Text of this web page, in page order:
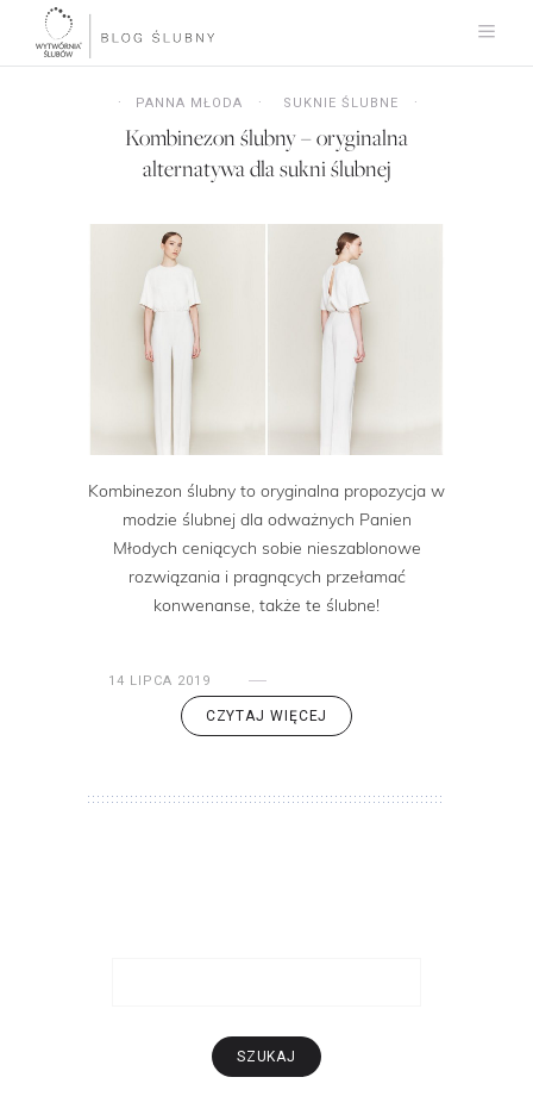
PANNA MŁODA SUKNIE ŚLUBNE
Kombinezon ślubny – oryginalna
alternatywa dla sukni ślubnej
Kombinezon ślubny to oryginalna propozycja w
modzie ślubnej dla odważnych Panien
Młodych ceniących sobie nieszablonowe
rozwiązania i pragnących przełamać
konwenanse, także te ślubne!
14 LIPCA 2019
CZYTAJ WIĘCEJ